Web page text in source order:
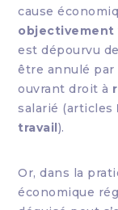
cause
objectivement
est dépourvu
être annulé par
ouvrant droit à
salarié (articles
travail).
Or, dans la
économique